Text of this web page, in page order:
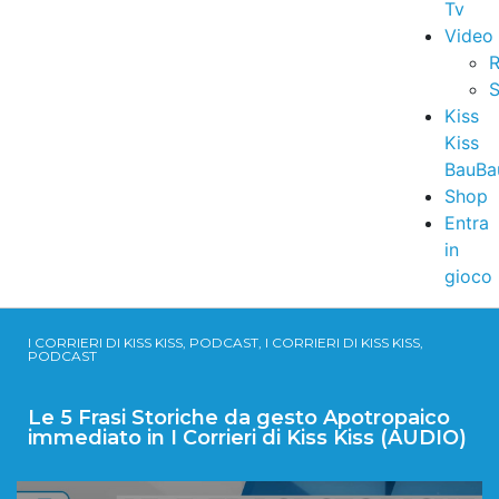
Tv
Video
Kiss
Kiss
Shop
Entra
in
gioco
I CORRIERI DI KISS KISS, PODCAST, I CORRIERI DI KISS KISS,
PODCAST
Le 5 Frasi Storiche da gesto Apotropaico
immediato in I Corrieri di Kiss Kiss (AUDIO)